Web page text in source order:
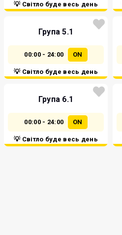
💡 Світло буде весь день
Група 5.1
00:00 - 24:00 ON
💡 Світло буде весь день
Група 6.1
00:00 - 24:00 ON
💡 Світло буде весь день